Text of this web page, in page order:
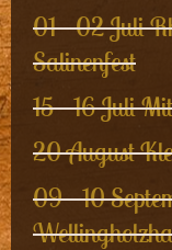
01 - 02 Juli
Salinenfest
15 - 16 Juli
20 August
09 - 10